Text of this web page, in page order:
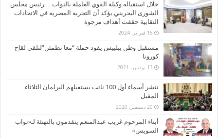
خلال استقباله وكيلة القوي العاملة بالنواب… رئيس مجلس
الشورى البحريني يؤكد أن التجربة المصرية في الاتحادات
النقابية حققت أهداف مرجوة
15 فبراير، 2024
مستقبل وطن ببلبيس يقود حملة “معا نطمئن”لتلقي لقاح
كورونا
13 نوفمبر، 2021
ننشر أسماء أول 100 نائب يستقبلهم البرلمان الثلاثاء
المقبل
20 ديسمبر، 2020
أبناء المرحوم غريب عبدالمنعم يتقدمون بالتهنئة لـ«نواب
السويس»